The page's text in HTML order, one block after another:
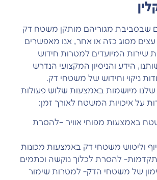
שבסביבת מגוריהם מותקן משטח דק
עצים מסוג כזה או אחר, אנו מאפשרים
שירות המיועדים למטרות חידוש
הידע והניסיון המקצועי הנדרש
ניקוי וחידוש של משטחי דק.
שלנו מיושמות באמצעות שלוש פעולות
על איכויות המשטח לאורך זמן:
באמצעות מפוחי אוויר –להסרת
וליטוש משטחי דק באמצעות מכונות
להסרת לכלוך נוקשה וכתמים
של משטחי הדק- למטרות שימור